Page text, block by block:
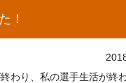
！
わり、私の選手生活が終